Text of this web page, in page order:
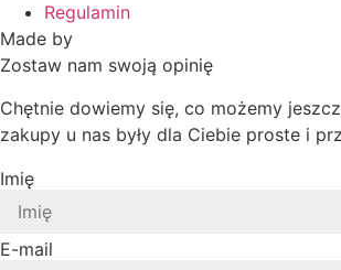
Regulamin
Made by
Zostaw nam swoją opinię
Chętnie dowiemy się, co możemy
zakupy u nas były dla Ciebie proste i
Imię
E-mail